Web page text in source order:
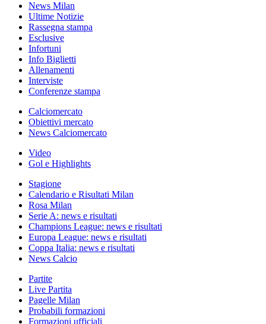
News Milan
Ultime Notizie
Rassegna stampa
Esclusive
Infortuni
Info Biglietti
Allenamenti
Interviste
Conferenze stampa
Calciomercato
Obiettivi mercato
News Calciomercato
Video
Gol e Highlights
Stagione
Calendario e Risultati Milan
Rosa Milan
Serie A: news e risultati
Champions League: news e risultati
Europa League: news e risultati
Coppa Italia: news e risultati
News Calcio
Partite
Live Partita
Pagelle Milan
Probabili formazioni
Formazioni ufficiali